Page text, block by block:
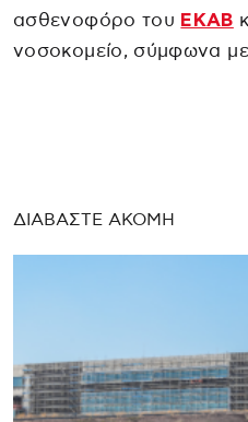
ασθενοφόρο του ΕΚΑΒ
νοσοκομείο, σύμφωνα
ΔΙΑΒΑΣΤΕ ΑΚΟΜΗ